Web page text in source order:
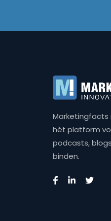
Marketingfacts
hét platform
podcasts,
binden.